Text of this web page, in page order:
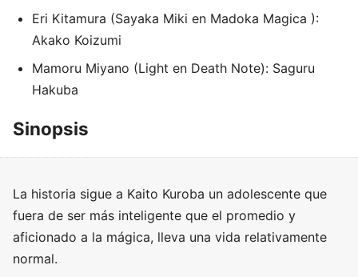
Eri Kitamura (Sayaka Miki en Madoka Magica ):
Akako Koizumi
Mamoru Miyano (Light en Death Note): Saguru
Hakuba
Sinopsis
La historia sigue a Kaito Kuroba un adolescente que
fuera de ser más inteligente que el promedio y
aficionado a la mágica, lleva una vida relativamente
normal.